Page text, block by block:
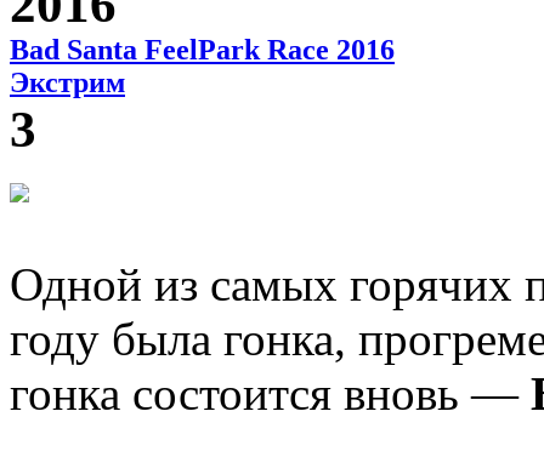
Bad Santa FeelPark Race 2016
Экстрим
3
Одной из самых горячих
году была гонка,
гонка состоится вновь —